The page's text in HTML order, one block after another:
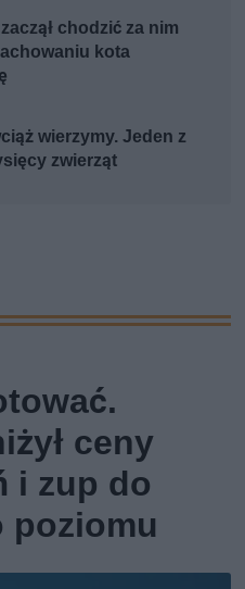
chodzić za nim
kota
wierzymy. Jeden z
zwierząt
ceny
i zup do
poziomu